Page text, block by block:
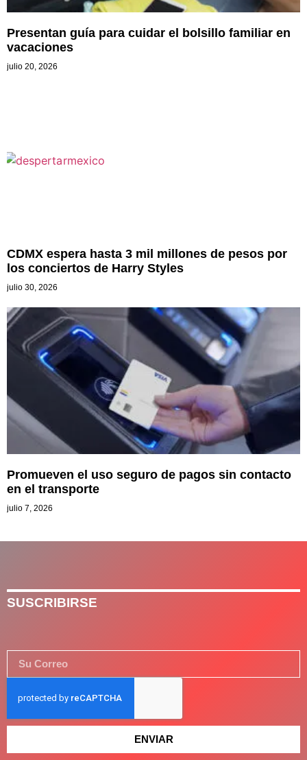
Presentan guía para cuidar el bolsillo familiar en
vacaciones
julio 20, 2026
CDMX espera hasta 3 mil millones de pesos por
los conciertos de Harry Styles
julio 30, 2026
Promueven el uso seguro de pagos sin contacto
en el transporte
julio 7, 2026
SUSCRIBIRSE
ENVIAR